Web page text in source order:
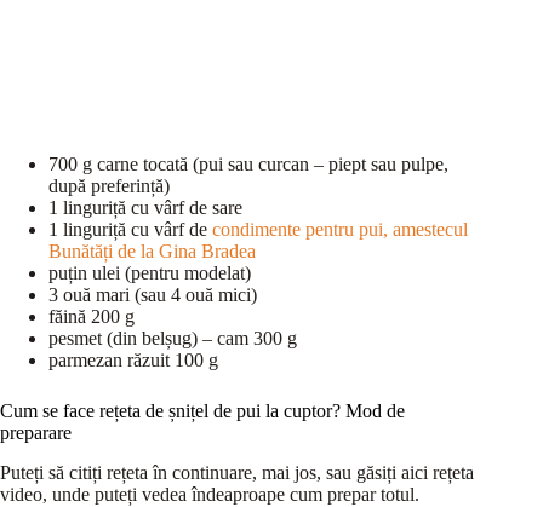
700 g carne tocată (pui sau curcan – piept sau pulpe,
după preferință)
1 linguriță cu vârf de sare
1 linguriță cu vârf de condimente pentru pui, amestecul
Bunătăți de la Gina Bradea
puțin ulei (pentru modelat)
3 ouă mari (sau 4 ouă mici)
făină 200 g
pesmet (din belșug) – cam 300 g
parmezan răzuit 100 g
Cum se face rețeta de șnițel de pui la cuptor? Mod de
preparare
Puteți să citiți rețeta în continuare, mai jos, sau găsiți aici rețeta
video, unde puteți vedea îndeaproape cum prepar totul.